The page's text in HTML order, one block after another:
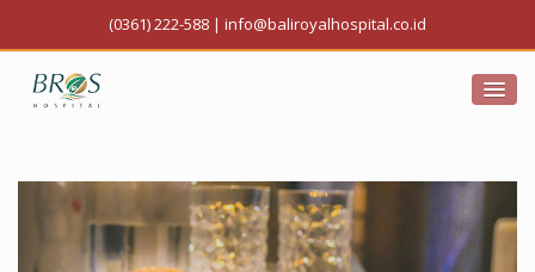
(0361) 222-588 | info@baliroyalhospital.co.id